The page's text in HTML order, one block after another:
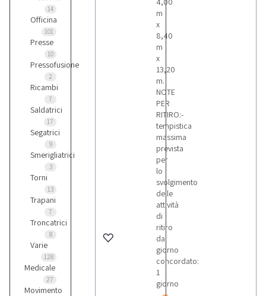
14
Officina
101
Presse
10
Pressofusione
2
Ricambi
7
Saldatrici
17
Segatrici
9
Smerigliatrici
3
Torni
13
Trapani
7
Troncatrici
8
Varie
128
Medicale
27
Movimento
m
x
8,40
m
x
13,20
m.
NOTE
PER
RITIRO:-
tempistica
massima
prevista
per
lo
svolgimento
delle
attività
di
ritiro
dal
giorno
concordato:
1
giorno